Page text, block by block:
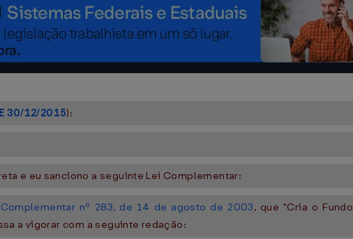
30/12/2015):
e eu sanciono a seguinte Lei Complementar:
nº 283, de 14 de agosto de 2003, que "Cria o
a vigorar com a seguinte redação: